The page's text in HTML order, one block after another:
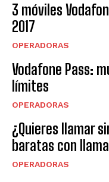
3 móviles
2017
OPERADORAS
Vodafone Pass:
límites
OPERADORAS
¿Quieres llamar
baratas con
OPERADORAS